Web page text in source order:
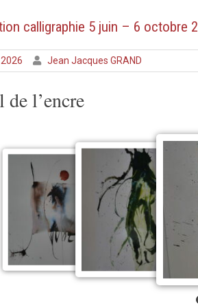
calligraphie 5 juin – 6 octobre
Jean Jacques GRAND
l’encre